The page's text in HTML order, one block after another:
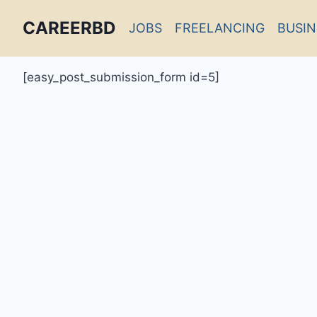
CAREERBD JOBS FREELANCING
[easy_post_submission_form id=5]